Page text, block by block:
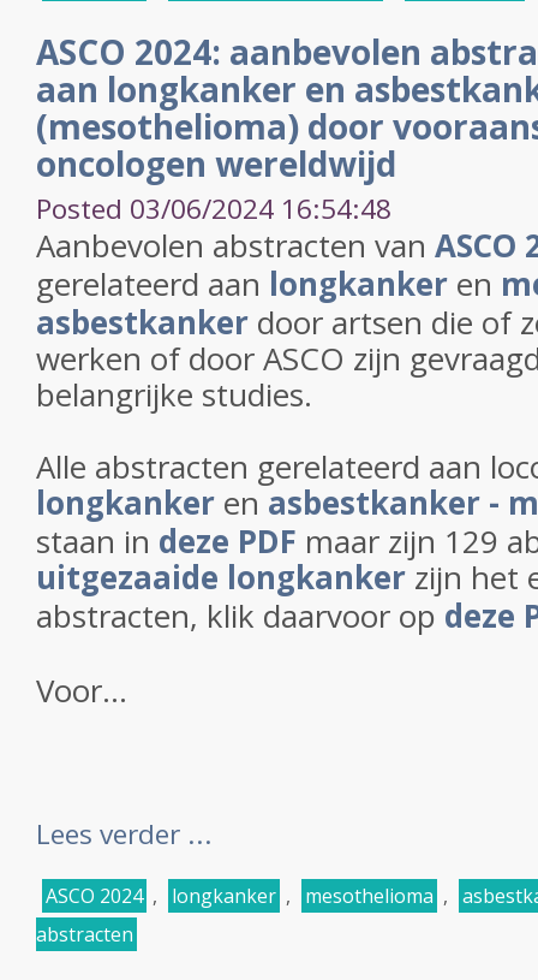
ASCO 2024: aanbevolen
aan longkanker en
(mesothelioma) door
oncologen wereldwijd
Posted 03/06/2024 16:54:48
Aanbevolen abstracten van ASCO
gerelateerd aan longkanker en
asbestkanker door artsen die of
werken of door ASCO zijn
belangrijke studies.
Alle abstracten gerelateerd aan
longkanker en asbestkanker -
staan in deze PDF maar zijn 129
uitgezaaide longkanker zijn het
abstracten, klik daarvoor op deze
Voor...
Lees verder ...
ASCO 2024 , longkanker , mesothelioma ,
abstracten